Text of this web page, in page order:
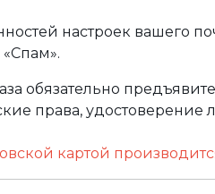
настроек вашего
обязательно
права,
картой